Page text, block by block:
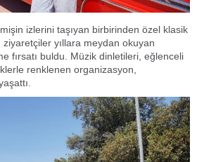
izlerini taşıyan birbirinden özel klasik
yıllara meydan okuyan
fırsatı buldu. Müzik dinletileri, eğlenceli
renklenen organizasyon,